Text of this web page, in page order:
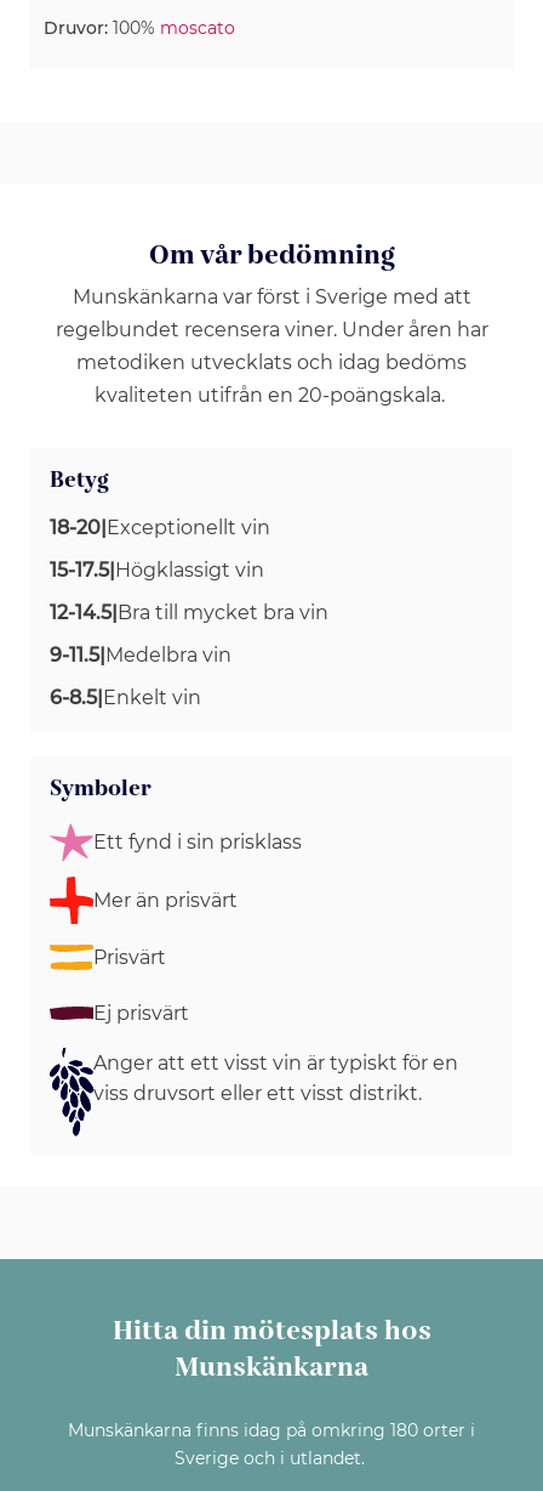
Druvor: 100% moscato
Om vår bedömning
Munskänkarna var först i Sverige med att
regelbundet recensera viner. Under åren har
metodiken utvecklats och idag bedöms
kvaliteten utifrån en 20-poängskala.
Betyg
18-20|Exceptionellt vin
15-17.5|Högklassigt vin
12-14.5|Bra till mycket bra vin
9-11.5|Medelbra vin
6-8.5|Enkelt vin
Symboler
Ett fynd i sin prisklass
Mer än prisvärt
Prisvärt
Ej prisvärt
Anger att ett visst vin är typiskt för en
viss druvsort eller ett visst distrikt.
Hitta din mötesplats hos
Munskänkarna
Munskänkarna finns idag på omkring 180 orter i
Sverige och i utlandet.